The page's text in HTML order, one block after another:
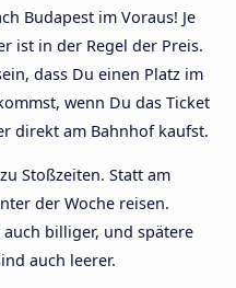
Budapest im Voraus! Je
ist in der Regel der Preis.
dass Du einen Platz im
wenn Du das Ticket
direkt am Bahnhof kaufst.
Stoßzeiten. Statt am
der Woche reisen.
billiger, und spätere
auch leerer.